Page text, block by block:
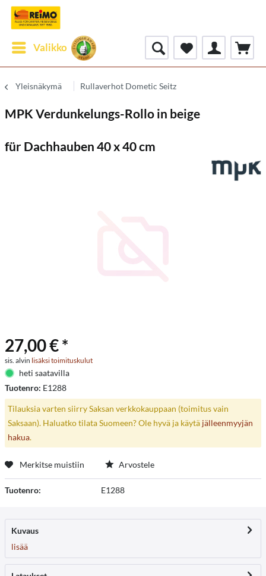
Valikko
Yleisnäkymä Rullaverhot Dometic Seitz
MPK Verdunkelungs-Rollo in beige
für Dachhauben 40 x 40 cm
27,00 € *
sis. alvin lisäksi toimituskulut
heti saatavilla
Tuotenro: E1288
Tilauksia varten siirry Saksan verkkokauppaan (toimitus vain
Saksaan). Haluatko tilata Suomeen? Ole hyvä ja käytä jälleenmyyjän
hakua.
Merkitse muistiin Arvostele
Tuotenro: E1288
Kuvaus
lisää